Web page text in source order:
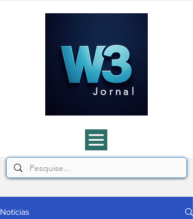
J o r n a l
Notícias